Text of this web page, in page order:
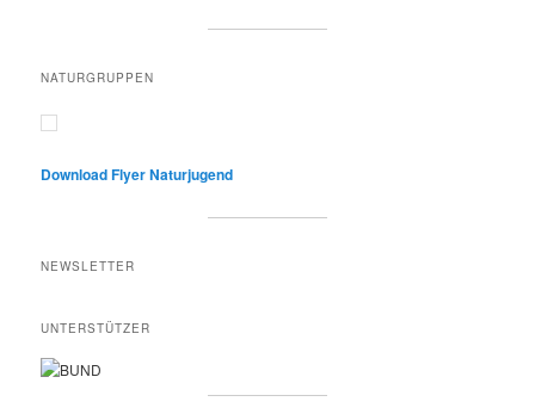
NATURGRUPPEN
Download Flyer Naturjugend
NEWSLETTER
UNTERSTÜTZER